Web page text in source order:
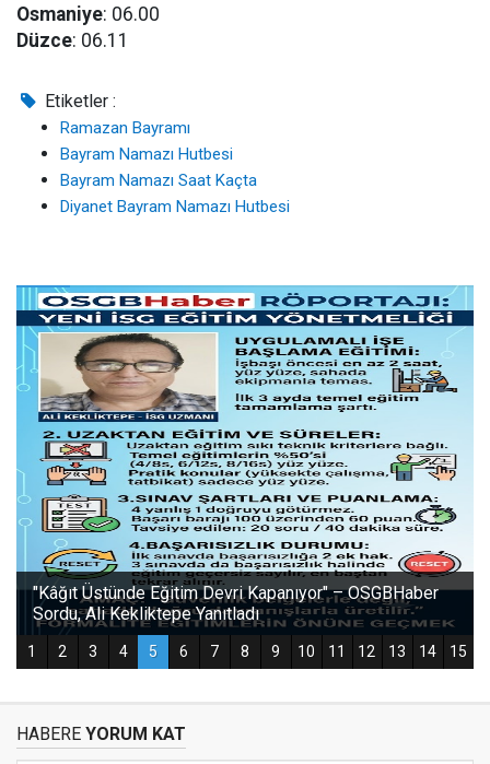
Osmaniye: 06.00
Düzce: 06.11
Etiketler :
Ramazan Bayramı
Bayram Namazı Hutbesi
Bayram Namazı Saat Kaçta
Diyanet Bayram Namazı Hutbesi
HABERE YORUM KAT